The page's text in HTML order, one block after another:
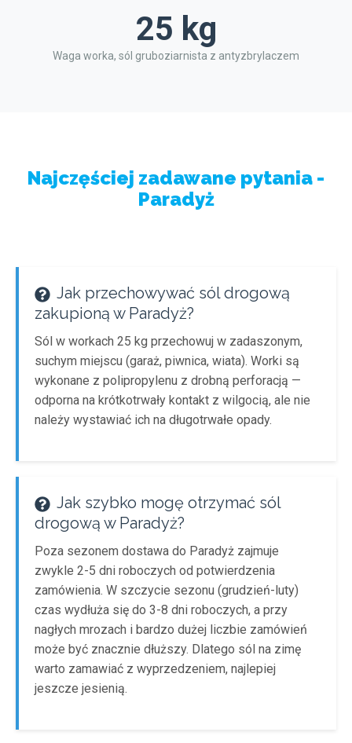
25 kg
Waga worka, sól gruboziarnista z antyzbrylaczem
Najczęściej zadawane pytania -
Paradyż
Jak przechowywać sól drogową
zakupioną w Paradyż?
Sól w workach 25 kg przechowuj w zadaszonym,
suchym miejscu (garaż, piwnica, wiata). Worki są
wykonane z polipropylenu z drobną perforacją —
odporna na krótkotrwały kontakt z wilgocią, ale nie
należy wystawiać ich na długotrwałe opady.
Jak szybko mogę otrzymać sól
drogową w Paradyż?
Poza sezonem dostawa do Paradyż zajmuje
zwykle 2-5 dni roboczych od potwierdzenia
zamówienia. W szczycie sezonu (grudzień-luty)
czas wydłuża się do 3-8 dni roboczych, a przy
nagłych mrozach i bardzo dużej liczbie zamówień
może być znacznie dłuższy. Dlatego sól na zimę
warto zamawiać z wyprzedzeniem, najlepiej
jeszcze jesienią.